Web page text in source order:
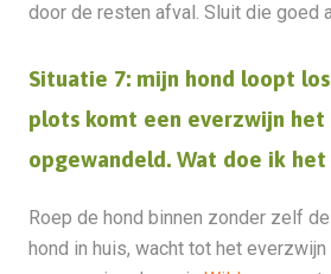
door de resten afval. Sluit die goed
Situatie 7: mijn hond loopt
plots komt een everzwijn
opgewandeld. Wat doe ik het
Roep de hond binnen zonder zelf
hond in huis, wacht tot het